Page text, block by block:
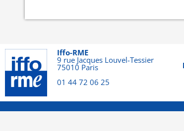
Iffo-RME
9 rue Jacques Louvel-Tessier
75010 Paris
01 44 72 06 25